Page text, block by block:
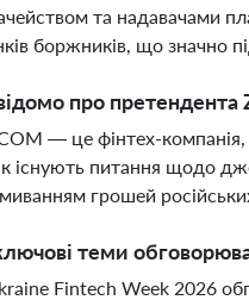
та надавачами
боржників, що значно
про претендента
— це фінтех-
існують питання щодо
грошей
теми
Fintech Week 2026